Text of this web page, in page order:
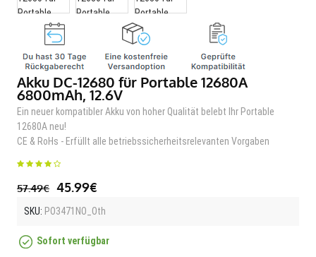
Akku DC-12680 für Portable 12680A
6800mAh, 12.6V
Ein neuer kompatibler Akku von hoher Qualität belebt Ihr Portable
12680A neu!
CE & RoHs - Erfüllt alle betriebssicherheitsrelevanten Vorgaben
57.49€ 45.99€
SKU: PO3471NO_Oth
Sofort verfügbar